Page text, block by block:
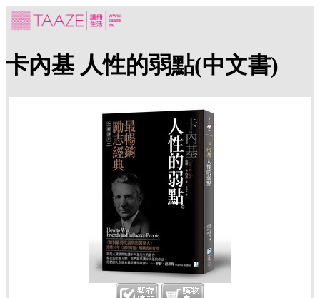
卡內基 人性的弱點(中文書)